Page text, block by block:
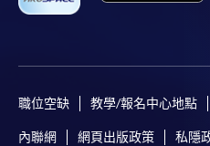
職位空缺 教學/報名中心地點
內聯網 網頁出版政策 私隱